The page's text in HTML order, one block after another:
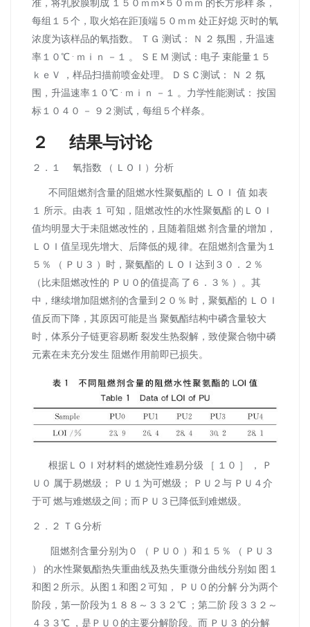
准，将乳胶膜制成 １５０ｍｍ×５０ｍｍ 的长方形样 条，
每组１５个，取火焰在距顶端５０ｍｍ 处正好熄 灭时的氧
浓度为该样品的氧指数。 ＴＧ 测试： Ｎ ２ 氛围，升温速
率１０℃ · ｍｉｎ －１ 。 ＳＥＭ 测试：电子 束能量１５
ｋｅＶ ，样品扫描前喷金处理。 ＤＳＣ测试： Ｎ ２ 氛
围，升温速率１０℃ · ｍｉｎ －１ 。力学性能测试： 按国
标１０４０ － ９２测试，每组５个样条。
２ 结果与讨论
２．１ 氧指数 （ ＬＯＩ）分析
不同阻燃剂含量的阻燃水性聚氨酯的 ＬＯＩ 值 如表
１ 所示。由表 １ 可知，阻燃改性的水性聚氨酯 的ＬＯＩ
值均明显大于未阻燃改性的，且随着阻燃 剂含量的增加，
ＬＯＩ值呈现先增大、后降低的规 律。在阻燃剂含量为１
５％ （ ＰＵ３ ）时，聚氨酯的 ＬＯＩ达到３０．２％
（比未阻燃改性的 ＰＵ０的值提高 了６．３％ ）。其
中，继续增加阻燃剂的含量到２０％ 时，聚氨酯的 ＬＯＩ
值反而下降，其原因可能是当 聚氨酯结构中磷含量较大
时，体系分子链更容易断 裂发生热裂解，致使聚合物中磷
元素在未充分发生 阻燃作用前即已损失。
根据ＬＯＩ对材料的燃烧性难易分级 ［ １０ ］ ， Ｐ
Ｕ０ 属于易燃级； ＰＵ１为可燃级； ＰＵ２与 ＰＵ４介
于可 燃与难燃级之间；而ＰＵ３已降低到难燃级。
２．２ ＴＧ分析
阻燃剂含量分别为０ （ ＰＵ０ ）和１５％ （ ＰＵ３
） 的水性聚氨酯热失重曲线及热失重微分曲线分别如 图１
和图２所示。从图１和图２可知， ＰＵ０的分解 分为两个
阶段，第一阶段为１８８～３３２℃ ；第二阶 段３３２～
４３３℃ ，是ＰＵ０的主要分解阶段。而 ＰＵ３ 的分解